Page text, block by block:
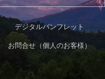
デジタルパンフレット
お問合せ（個人のお客様）